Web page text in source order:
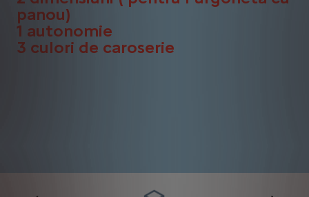
panou)
1 autonomie
3 culori de caroserie